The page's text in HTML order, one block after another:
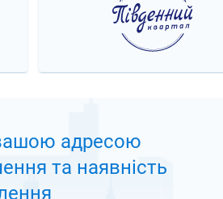
адресою
та наявність